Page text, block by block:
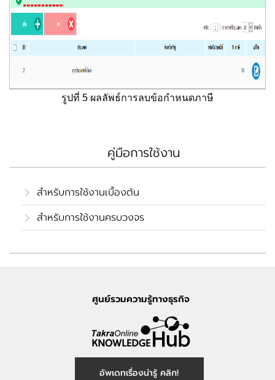
รูปที่ 5 ผลลัพธ์การลบข้อกำหนดภาษี
คู่มือการใช้งาน
สำหรับการใช้งานเบื้องต้น
สำหรับการใช้งานครบวงจร
ศูนย์รวมความรู้ทางธุรกิจ
อัพเดทเรื่องน่ารู้ คลิก!